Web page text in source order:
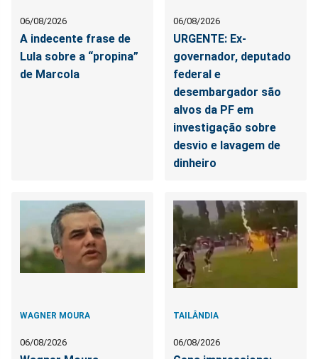
06/08/2026
A indecente frase de
Lula sobre a “propina”
de Marcola
06/08/2026
URGENTE: Ex-
governador, deputado
federal e
desembargador são
alvos da PF em
investigação sobre
desvio e lavagem de
dinheiro
WAGNER MOURA
06/08/2026
TAILÂNDIA
06/08/2026